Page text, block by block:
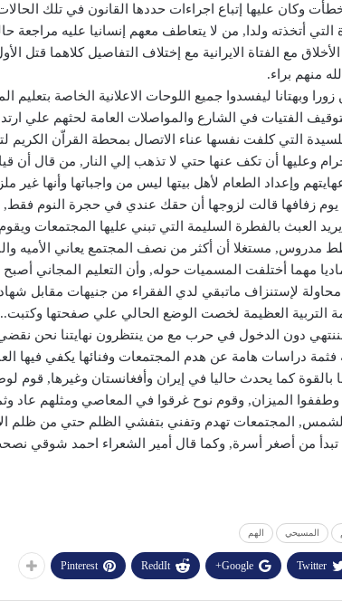
وكان عليها إتباع اجراءات حددها القانون في تلك
أتخذته ولدا, من لا يتعاطف معهم إنسانيا عليه مراجعة
مع الفتاة الايرانية مع إختلاف التفاصيل كلاهما قتل
منهم براء.
وبهتانا ليفسدوا جميع اللوحات الاعلانية الخاصة
الفتيات في الشارع والمواصلات العامة لحثهم علي
التي كلفت نفسها عناء الاتصال بمحطة القراّن الكريم
وعليها أن تكف عنها حتي لا تذهب إلي النار, من قال أن
وإعداد الطعام لأهل بيتها ليس من واجباتها وأنها
يوم زفافها قالت لزوجها أن حقك عندي في حجرة النوم فقط,
العبث بالفطرة السليمة التي تبني عليها المجتمعات ويقوم
مدروس, مستغلا أن أكثر من نصف المجتمع يعاني الأميه
ماديا مهما أختلفت المسميات حوله, وأن التعليم المجاني
لإستنزاف ماتبقي لدي الفقراء من جنيهات مقابل
التربية العظيمة لخصت الوضع الحالي علي صفحتها
لننتهي دون الدخول في حرب مع من ينتظرون نهايتنا نحن
فثمة دراسات هامة عن هدم المجتمعات وفنائها يكفي فيها
بالقوة كما يحدث حاليا في إيران وأفغانستان وغيرها, قوم
الميزان, وقوم نوح غرقوا في المعاصي ومثلهم عاد
الشمس, المجتمعات تهدم وتفني بتفشي الظلم حتي من ظلم
تبدأ من أصغر أسرة, وكما قال أمير الشعراء احمد شوقي
المسيحي الهم
Twitter
Google+
ReddIt
Pinterest